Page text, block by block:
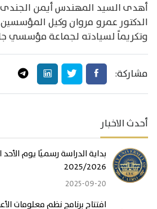
أهدى السيد المهندس أيمن الجندى
الدكتور عمرو مروان وكيل المؤسسين
وتكريماً لسيادته لجماعة مؤسسي
مشاركة:
أحدث الاخبار
2025/2026
2025-09-20
افتتاح برنامج نظم معلومات